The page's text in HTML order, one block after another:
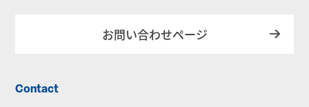
お問い合わせページ
Contact